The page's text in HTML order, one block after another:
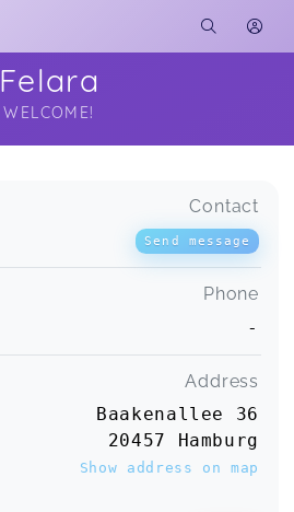
Felara
WELCOME!
Contact
Send message
Phone
-
Address
Baakenallee 36
20457 Hamburg
Show address on map